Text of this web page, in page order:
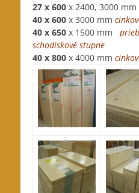
27 x 600 x 2400, 3000 mm
40 x 600 x 3000 mm
40 x 650 x 1500 mm
schodiskové stupne
40 x 800 x 4000 mm